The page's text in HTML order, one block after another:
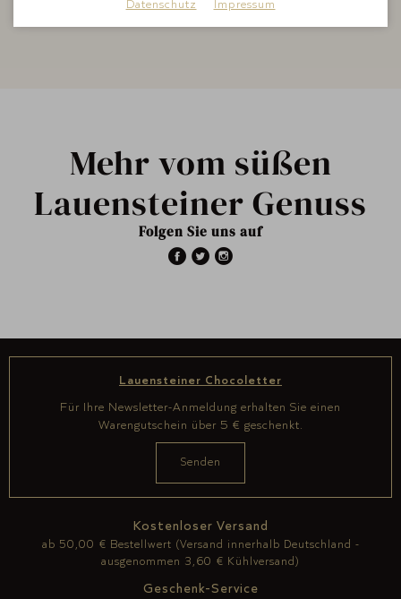
Mehr vom süßen
Lauensteiner Genuss
Folgen Sie uns auf
Kostenloser Versand
ab 50,00 € Bestellwert (Versand innerhalb Deutschland -
ausgenommen 3,60 € Kühlversand)
Geschenk-Service
Lauensteiner Chocoletter
Für Ihre Newsletter-Anmeldung erhalten Sie einen
Warengutschein über 5 € geschenkt.
Datenschutz Impressum